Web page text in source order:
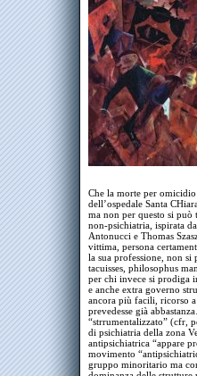
Che la morte per
dell’ospedale Santa
ma non per questo si può
non-psichiatria, ispirata
Antonucci e Thomas
vittima, persona
la sua professione, non
tacuisses, philosophus
per chi invece si prodiga
e anche extra governo
ancora più facili, ricorso
prevedesse già
“strrumentalizzato” (cfr,
di psichiatria della zona
antipsichiatrica “appare
movimento
gruppo minoritario ma